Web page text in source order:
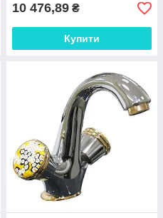
10 476,89 ₴
Купити